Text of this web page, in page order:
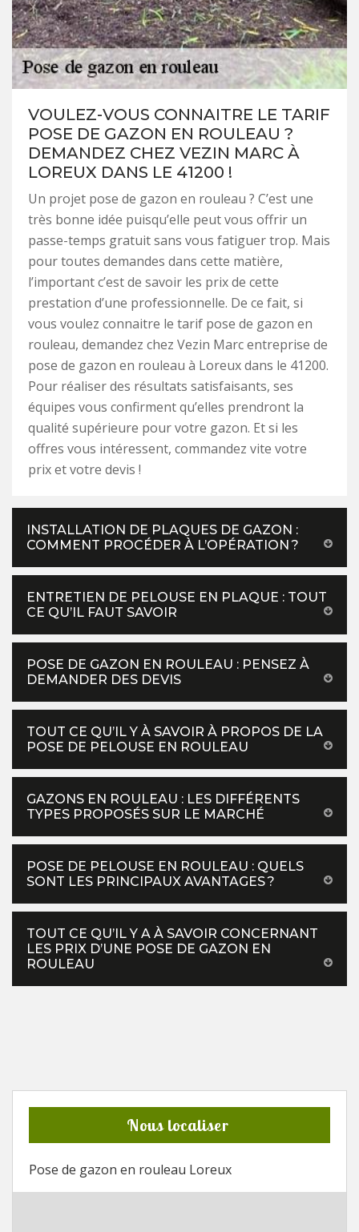
VOULEZ-VOUS CONNAITRE LE TARIF
POSE DE GAZON EN ROULEAU ?
DEMANDEZ CHEZ VEZIN MARC À
LOREUX DANS LE 41200 !
Un projet pose de gazon en rouleau ? C’est une
très bonne idée puisqu’elle peut vous offrir un
passe-temps gratuit sans vous fatiguer trop. Mais
pour toutes demandes dans cette matière,
l’important c’est de savoir les prix de cette
prestation d’une professionnelle. De ce fait, si
vous voulez connaitre le tarif pose de gazon en
rouleau, demandez chez Vezin Marc entreprise de
pose de gazon en rouleau à Loreux dans le 41200.
Pour réaliser des résultats satisfaisants, ses
équipes vous confirment qu’elles prendront la
qualité supérieure pour votre gazon. Et si les
offres vous intéressent, commandez vite votre
prix et votre devis !
INSTALLATION DE PLAQUES DE GAZON :
COMMENT PROCÉDER À L’OPÉRATION ?
ENTRETIEN DE PELOUSE EN PLAQUE : TOUT
CE QU’IL FAUT SAVOIR
POSE DE GAZON EN ROULEAU : PENSEZ À
DEMANDER DES DEVIS
TOUT CE QU’IL Y À SAVOIR À PROPOS DE LA
POSE DE PELOUSE EN ROULEAU
GAZONS EN ROULEAU : LES DIFFÉRENTS
TYPES PROPOSÉS SUR LE MARCHÉ
POSE DE PELOUSE EN ROULEAU : QUELS
SONT LES PRINCIPAUX AVANTAGES ?
TOUT CE QU’IL Y A À SAVOIR CONCERNANT
LES PRIX D’UNE POSE DE GAZON EN
ROULEAU
Nous localiser
Pose de gazon en rouleau Loreux